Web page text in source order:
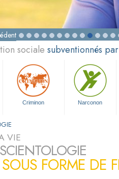
sociale subventionnés
Criminon Narconon
VIE
SOUS FORME DE